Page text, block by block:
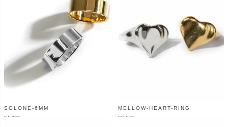
SOLONE-6MM
¥ 4,200
MELLOW-HEART-RING
¥9,570